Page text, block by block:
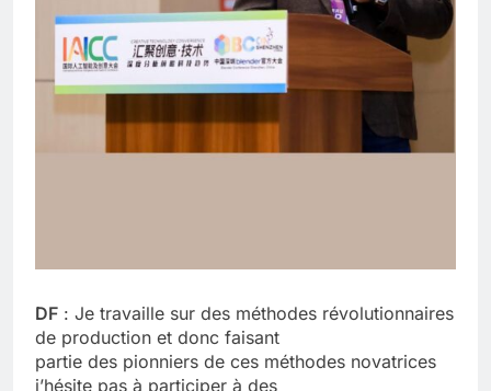
DF : Je travaille sur des méthodes révolutionnaires
de production et donc faisant
partie des pionniers de ces méthodes novatrices
j’hésite pas à participer à des